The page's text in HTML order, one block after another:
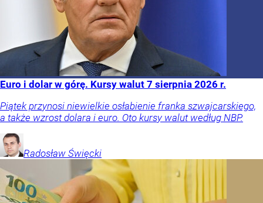
Euro i dolar w górę. Kursy walut 7 sierpnia 2026 r.
Piątek przynosi niewielkie osłabienie franka szwajcarskiego,
a także wzrost dolara i euro. Oto kursy walut według NBP.
Radosław Święcki